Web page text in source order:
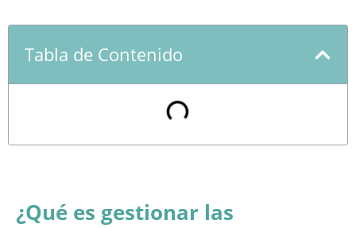
Tabla de Contenido
¿Qué es gestionar las